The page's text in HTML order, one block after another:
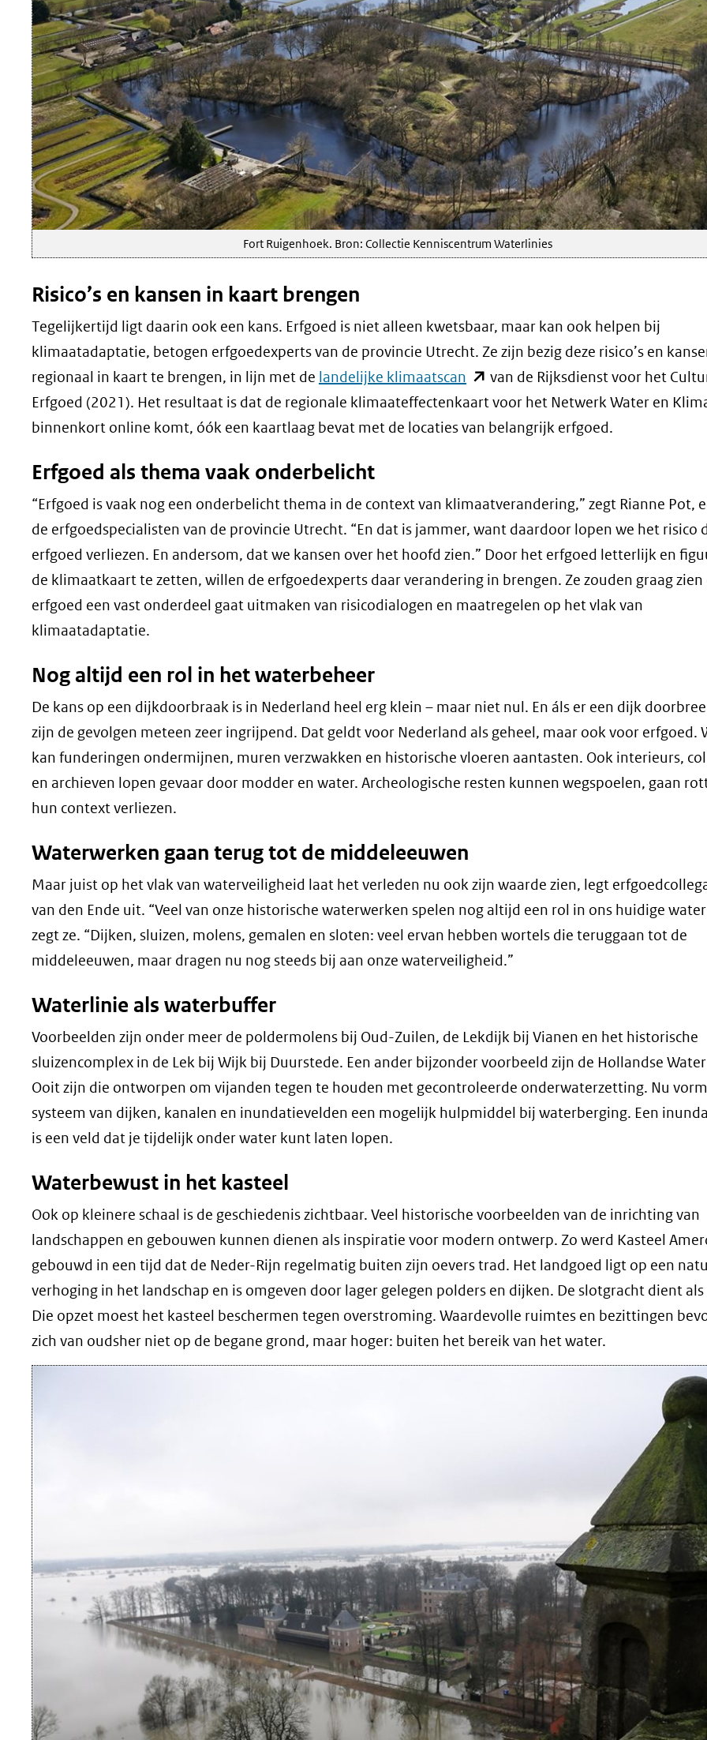
Fort Ruigenhoek. Bron: Collectie Kenniscentrum Waterlinies
Risico’s en kansen in kaart brengen
Tegelijkertijd ligt daarin ook een kans. Erfgoed is niet alleen kwetsbaar, maar kan ook helpen bij
klimaatadaptatie, betogen erfgoedexperts van de provincie Utrecht. Ze zijn bezig deze risico’s en
regionaal in kaart te brengen, in lijn met de landelijke klimaatscan (opent
in
nieuw
naar
een
andere
website)
van de Rijksdienst voor het
Erfgoed (2021). Het resultaat is dat de regionale klimaateffectenkaart voor het Netwerk Water en
binnenkort online komt, óók een kaartlaag bevat met de locaties van belangrijk erfgoed.
Erfgoed als thema vaak onderbelicht
“Erfgoed is vaak nog een onderbelicht thema in de context van klimaatverandering,” zegt Rianne Pot,
de erfgoedspecialisten van de provincie Utrecht. “En dat is jammer, want daardoor lopen we het risico
erfgoed verliezen. En andersom, dat we kansen over het hoofd zien.” Door het erfgoed letterlijk en
de klimaatkaart te zetten, willen de erfgoedexperts daar verandering in brengen. Ze zouden graag
erfgoed een vast onderdeel gaat uitmaken van risicodialogen en maatregelen op het vlak van
klimaatadaptatie.
Nog altijd een rol in het waterbeheer
De kans op een dijkdoorbraak is in Nederland heel erg klein – maar niet nul. En áls er een dijk
zijn de gevolgen meteen zeer ingrijpend. Dat geldt voor Nederland als geheel, maar ook voor erfgoed.
kan funderingen ondermijnen, muren verzwakken en historische vloeren aantasten. Ook interieurs,
en archieven lopen gevaar door modder en water. Archeologische resten kunnen wegspoelen, gaan
hun context verliezen.
Waterwerken gaan terug tot de middeleeuwen
Maar juist op het vlak van waterveiligheid laat het verleden nu ook zijn waarde zien, legt
van den Ende uit. “Veel van onze historische waterwerken spelen nog altijd een rol in ons huidige
zegt ze. “Dijken, sluizen, molens, gemalen en sloten: veel ervan hebben wortels die teruggaan tot de
middeleeuwen, maar dragen nu nog steeds bij aan onze waterveiligheid.”
Waterlinie als waterbuffer
Voorbeelden zijn onder meer de poldermolens bij Oud-Zuilen, de Lekdijk bij Vianen en het historische
sluizencomplex in de Lek bij Wijk bij Duurstede. Een ander bijzonder voorbeeld zijn de Hollandse
Ooit zijn die ontworpen om vijanden tegen te houden met gecontroleerde onderwaterzetting. Nu
systeem van dijken, kanalen en inundatievelden een mogelijk hulpmiddel bij waterberging. Een
is een veld dat je tijdelijk onder water kunt laten lopen.
Waterbewust in het kasteel
Ook op kleinere schaal is de geschiedenis zichtbaar. Veel historische voorbeelden van de inrichting van
landschappen en gebouwen kunnen dienen als inspiratie voor modern ontwerp. Zo werd Kasteel
gebouwd in een tijd dat de Neder-Rijn regelmatig buiten zijn oevers trad. Het landgoed ligt op een
verhoging in het landschap en is omgeven door lager gelegen polders en dijken. De slotgracht dient
Die opzet moest het kasteel beschermen tegen overstroming. Waardevolle ruimtes en bezittingen
zich van oudsher niet op de begane grond, maar hoger: buiten het bereik van het water.